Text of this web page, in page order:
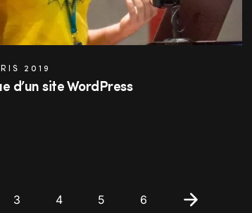
2019
d’un site WordPress
Suivant
3 4 5 6